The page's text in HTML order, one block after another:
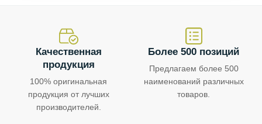
Качественная
продукция
100% оригинальная
продукция от лучших
производителей.
Более 500 позиций
Предлагаем более 500
наименований различных
товаров.